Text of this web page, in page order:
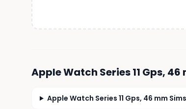
Apple Watch Series 11 Gps,
Apple Watch Series 11 Gps, 46 mm